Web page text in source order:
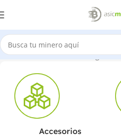
Inicio Tienda de Mineros Página 5
Accesorios